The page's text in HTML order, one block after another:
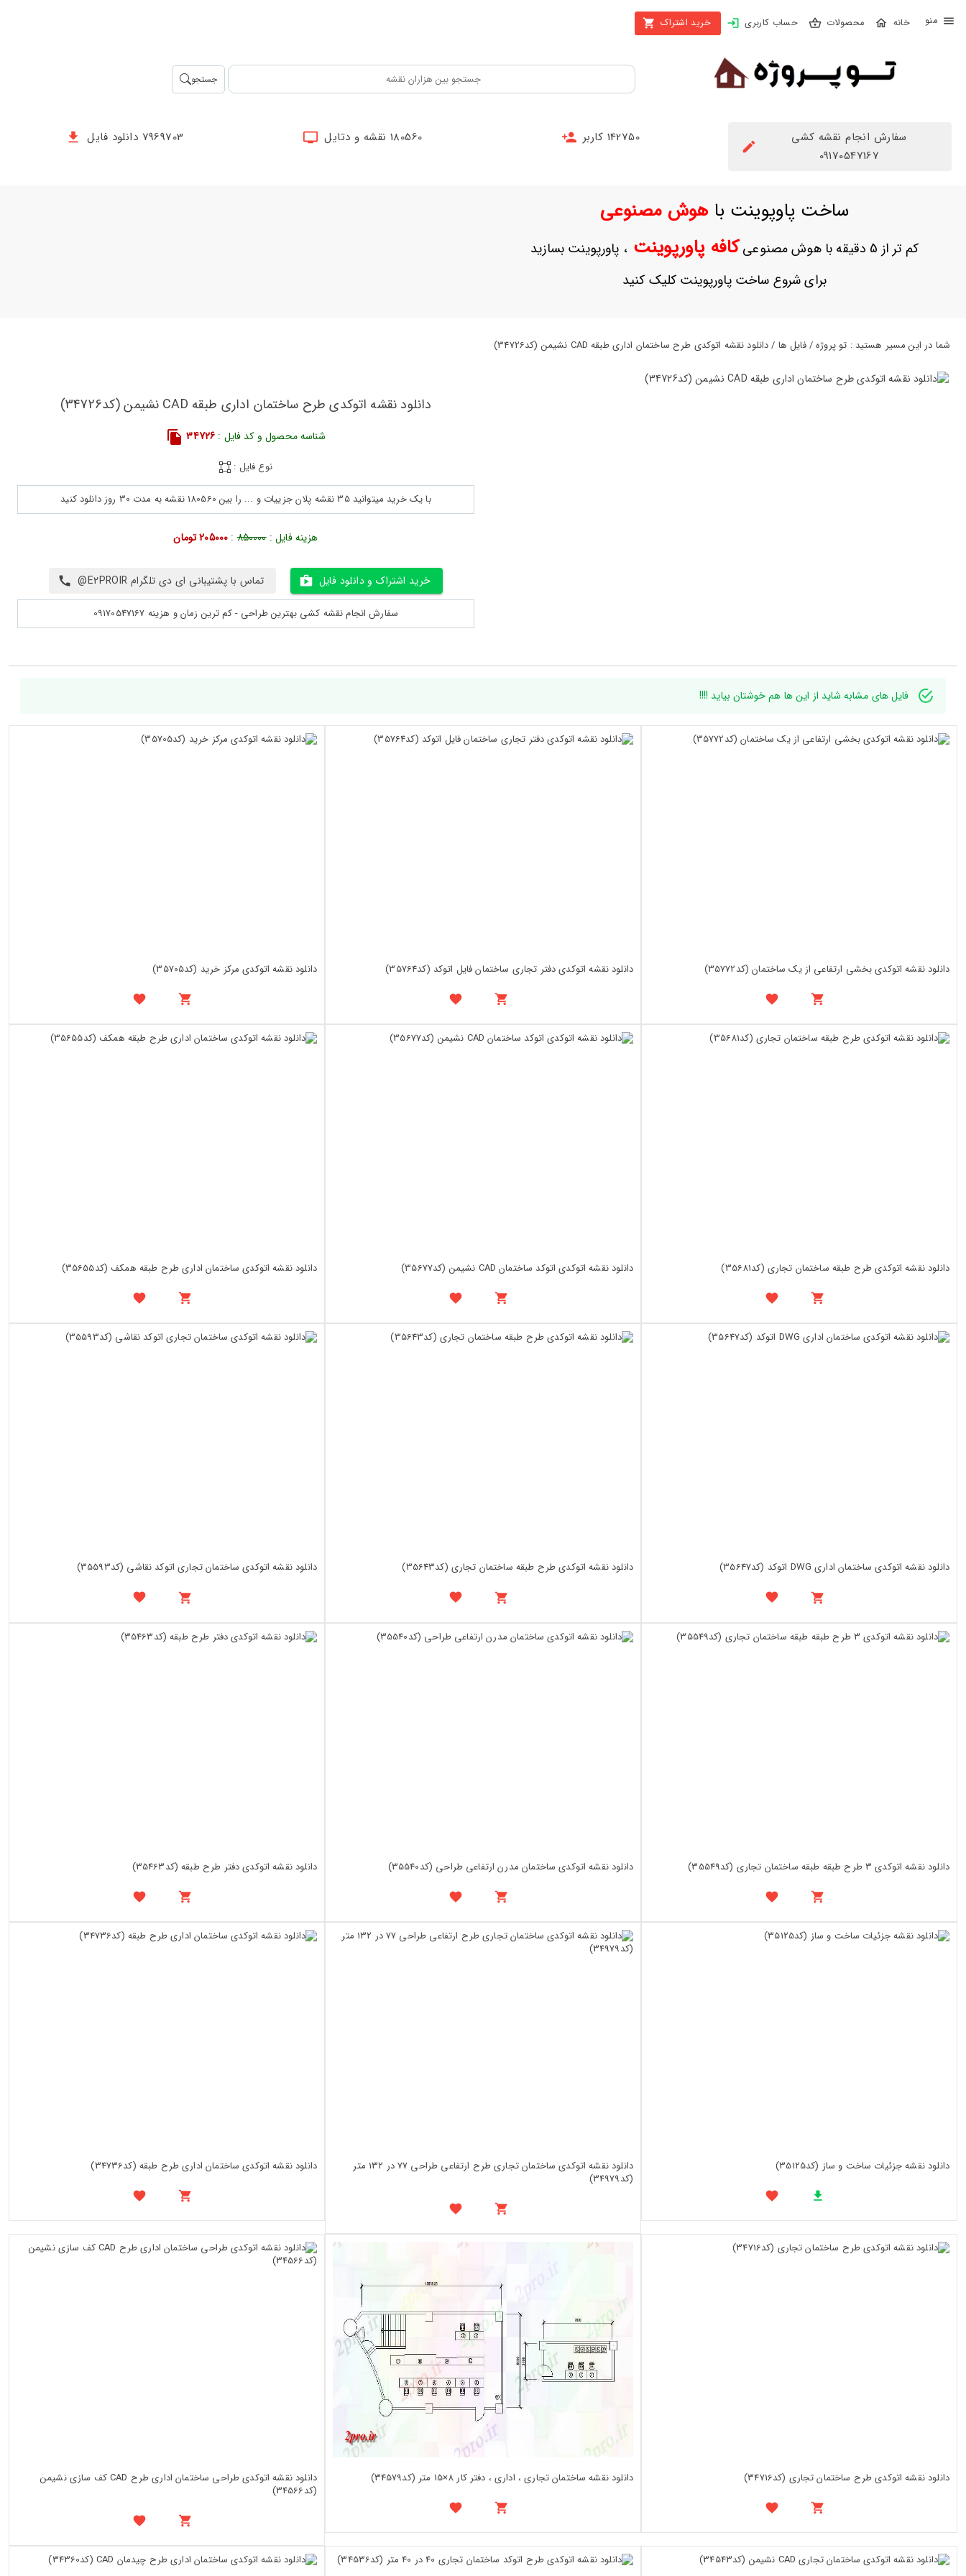
محصولات حساب کاربری خرید اشتراک
بستن
محصولات
حساب
جستجو
سفارش انجام نقشه کشی
09170547167
142750 کاربر 180560 نقشه و دتایل 7969703 دانلود فایل
ساخت پاوپوینت باهوش مصنوعی
کم تر از 5 دقیقه با هوش مصنوعی کافه پاورپوینت، پاورپوینت بسازید
برای شروع ساخت پاورپوینت کلیک کنید
شما در این مسیر هستید : تو پروژه / فایل ها / دانلود نقشه اتوکدی طرح ساختمان اداری طبقه CAD نشیمن (کد34726)
دانلود نقشه اتوکدی طرح ساختمان اداری طبقه CAD نشیمن (کد34726)
شناسه محصول و کد فایل : 34726
نوع فایل :
با یک خرید میتوانید 35 نقشه پلان جزییات و ... را بین 180560 نقشه به مدت 30 روز دانلود کنید
هزینه فایل :850000
: 205000 تومان
خرید اشتراک و دانلود فایل تماس با پشتیبانی ای دی تلگرام E2PROIR@
سفارش انجام نقشه کشی بهترین طراحی - کم ترین زمان و هزینه 09170547167
فایل های مشابه شاید از این ها هم خوشتان بیاید !!!!
دانلود نقشه اتوکدی بخشی ارتفاعی از یک ساختمان (کد35772) دانلود نقشه اتوکدی دفتر تجاری ساختمان فایل اتوکد (کد35764) دانلود نقشه اتوکدی مرکز خرید (کد35705)
دانلود نقشه اتوکدی طرح طبقه ساختمان تجاری (کد35681) دانلود نقشه اتوکدی اتوکد ساختمان CAD نشیمن (کد35677) دانلود نقشه اتوکدی ساختمان اداری طرح طبقه همکف (کد35655)
دانلود نقشه اتوکدی ساختمان اداری DWG اتوکد (کد35647) دانلود نقشه اتوکدی طرح طبقه ساختمان تجاری (کد35643) دانلود نقشه اتوکدی ساختمان تجاری اتوکد نقاشی (کد35593)
دانلود نقشه اتوکدی 3 طرح طبقه طبقه ساختمان تجاری (کد35549) دانلود نقشه اتوکدی ساختمان مدرن ارتفاعی طراحی (کد35540) دانلود نقشه اتوکدی دفتر طرح طبقه (کد35463)
دانلود نقشه جزئیات ساخت و ساز (کد35125)
دانلود نقشه اتوکدی ساختمان تجاری طرح ارتفاعی طراحی 77 در 132 متر
(کد34979)
دانلود نقشه اتوکدی ساختمان اداری طرح طبقه (کد34736)
دانلود نقشه اتوکدی طرح ساختمان تجاری (کد34716) دانلود نقشه ساختمان تجاری ، اداری ، دفتر کار 8×15 متر (کد34579)
دانلود نقشه اتوکدی طراحی ساختمان اداری طرح CAD کف سازی نشیمن
(کد34566)